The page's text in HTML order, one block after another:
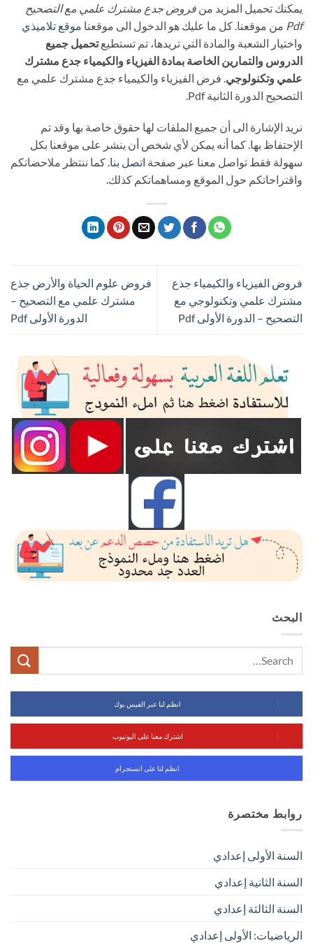
يمكنك تحميل المزيد من فروض جدع مشترك علمي مع التصحيح
Pdf من موقعنا. كل ما عليك هو الدخول الى موقعنا موقع تلاميذي
واختيار الشعبة والمادة التي تريدها، تم تستطيعتحميل جميع
الدروس والتمارين الخاصة بمادة الفيزياء والكيمياء جدع مشترك
علمي وتكنولوجي . فرض الفيزياء والكيمياء جدع مشترك علمي مع
التصحيح الدورة الثانية Pdf.
نريد الإشارة الى أن جميع الملفات لها حقوق خاصة بها وقد تم
الإحتفاظ بها. كما أنه يمكن لأي شخص أن ينشر على موقعنا بكل
سهولة فقط تواصل معنا عبر صفحة اتصل بنا. كما ننتظر ملاحضاتكم
واقتراحاتكم حول الموقع ومساهماتكم كذلك.
فروض الفيزياء والكيمياء جذع
مشترك علمي وتكنولوجي مع
التصحيح – الدورة الأولى Pdf
فروض علوم الحياة والأرض جذع
مشترك علمي مع التصحيح –
الدورة الأولى Pdf
البحث
انظم لنا عبر الفيس بوك
اشترك معنا على اليوتيوب
انظم لنا على انستجرام
روابط مختصرة
السنة الأولى إعدادي
السنة الثانية إعدادي
السنة الثالثة إعدادي
الرياضيات: الأولى إعدادي